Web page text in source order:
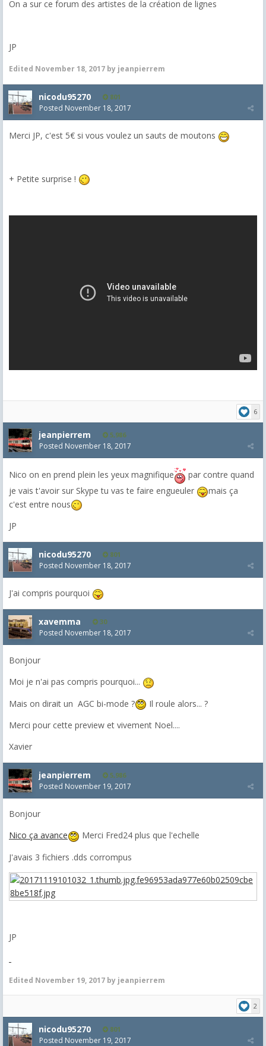
On a sur ce forum des artistes de la création de lignes
JP
Edited November 18, 2017 by jeanpierrem
nicodu95270 801
Posted November 18, 2017
Merci JP, c'est 5€ si vous voulez un sauts de moutons
+ Petite surprise !
6
jeanpierrem 5,986
Posted November 18, 2017
Nico on en prend plein les yeux magnifique
par contre quand
je vais t'avoir sur Skype tu vas te faire engueuler
mais ça
c'est entre nous
JP
nicodu95270 801
Posted November 18, 2017
J'ai compris pourquoi
xavemma 30
Posted November 18, 2017
Bonjour
Moi je n'ai pas compris pourquoi...
Mais on dirait un AGC bi-mode ?
Il roule alors... ?
Merci pour cette preview et vivement Noel....
Xavier
jeanpierrem 5,986
Posted November 19, 2017
Bonjour
Nico ça avance
Merci Fred24 plus que l'echelle
J'avais 3 fichiers .dds corrompus
JP
Edited November 19, 2017 by jeanpierrem
2
nicodu95270 801
Posted November 19, 2017